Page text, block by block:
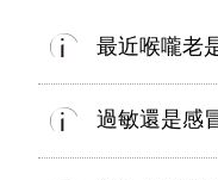
最近喉嚨老
過敏還是感